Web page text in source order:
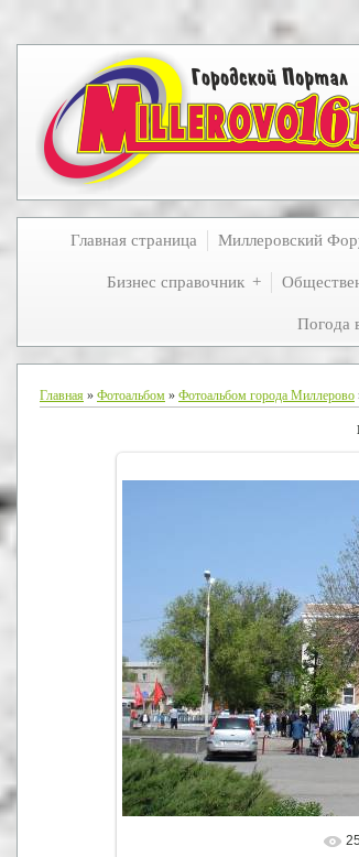
Главная страница Миллеровский
Бизнес справочник
Погода
Главная » Фотоальбом » Фотоальбом города Миллерово
В